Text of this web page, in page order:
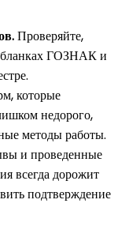
Проверяйте,
бланках ГОЗНАК и
которые
недорого,
методы работы.
и проведенные
всегда дорожит
подтверждение